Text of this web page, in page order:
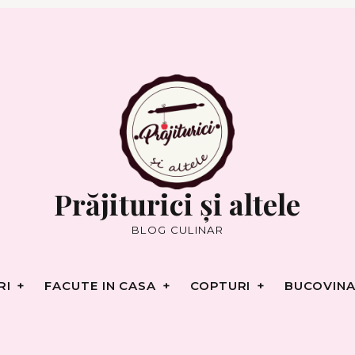
Prăjiturici și altele
BLOG CULINAR
FACUTE IN CASA COPTURI